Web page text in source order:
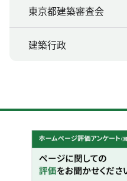
東京都建築審査会
建築行政